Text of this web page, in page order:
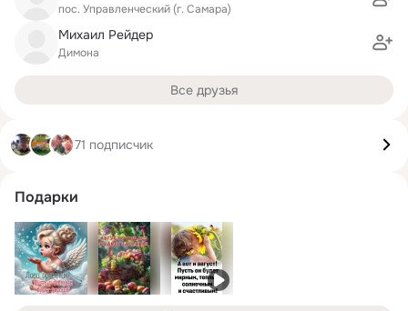
пос. Управленческий (г. Самара)
Михаил Рейдер
Димона
Все друзья
71 подписчик
Подарки